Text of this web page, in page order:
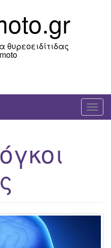
θυρεοειδίτιδας
T
o
v
όγκοι